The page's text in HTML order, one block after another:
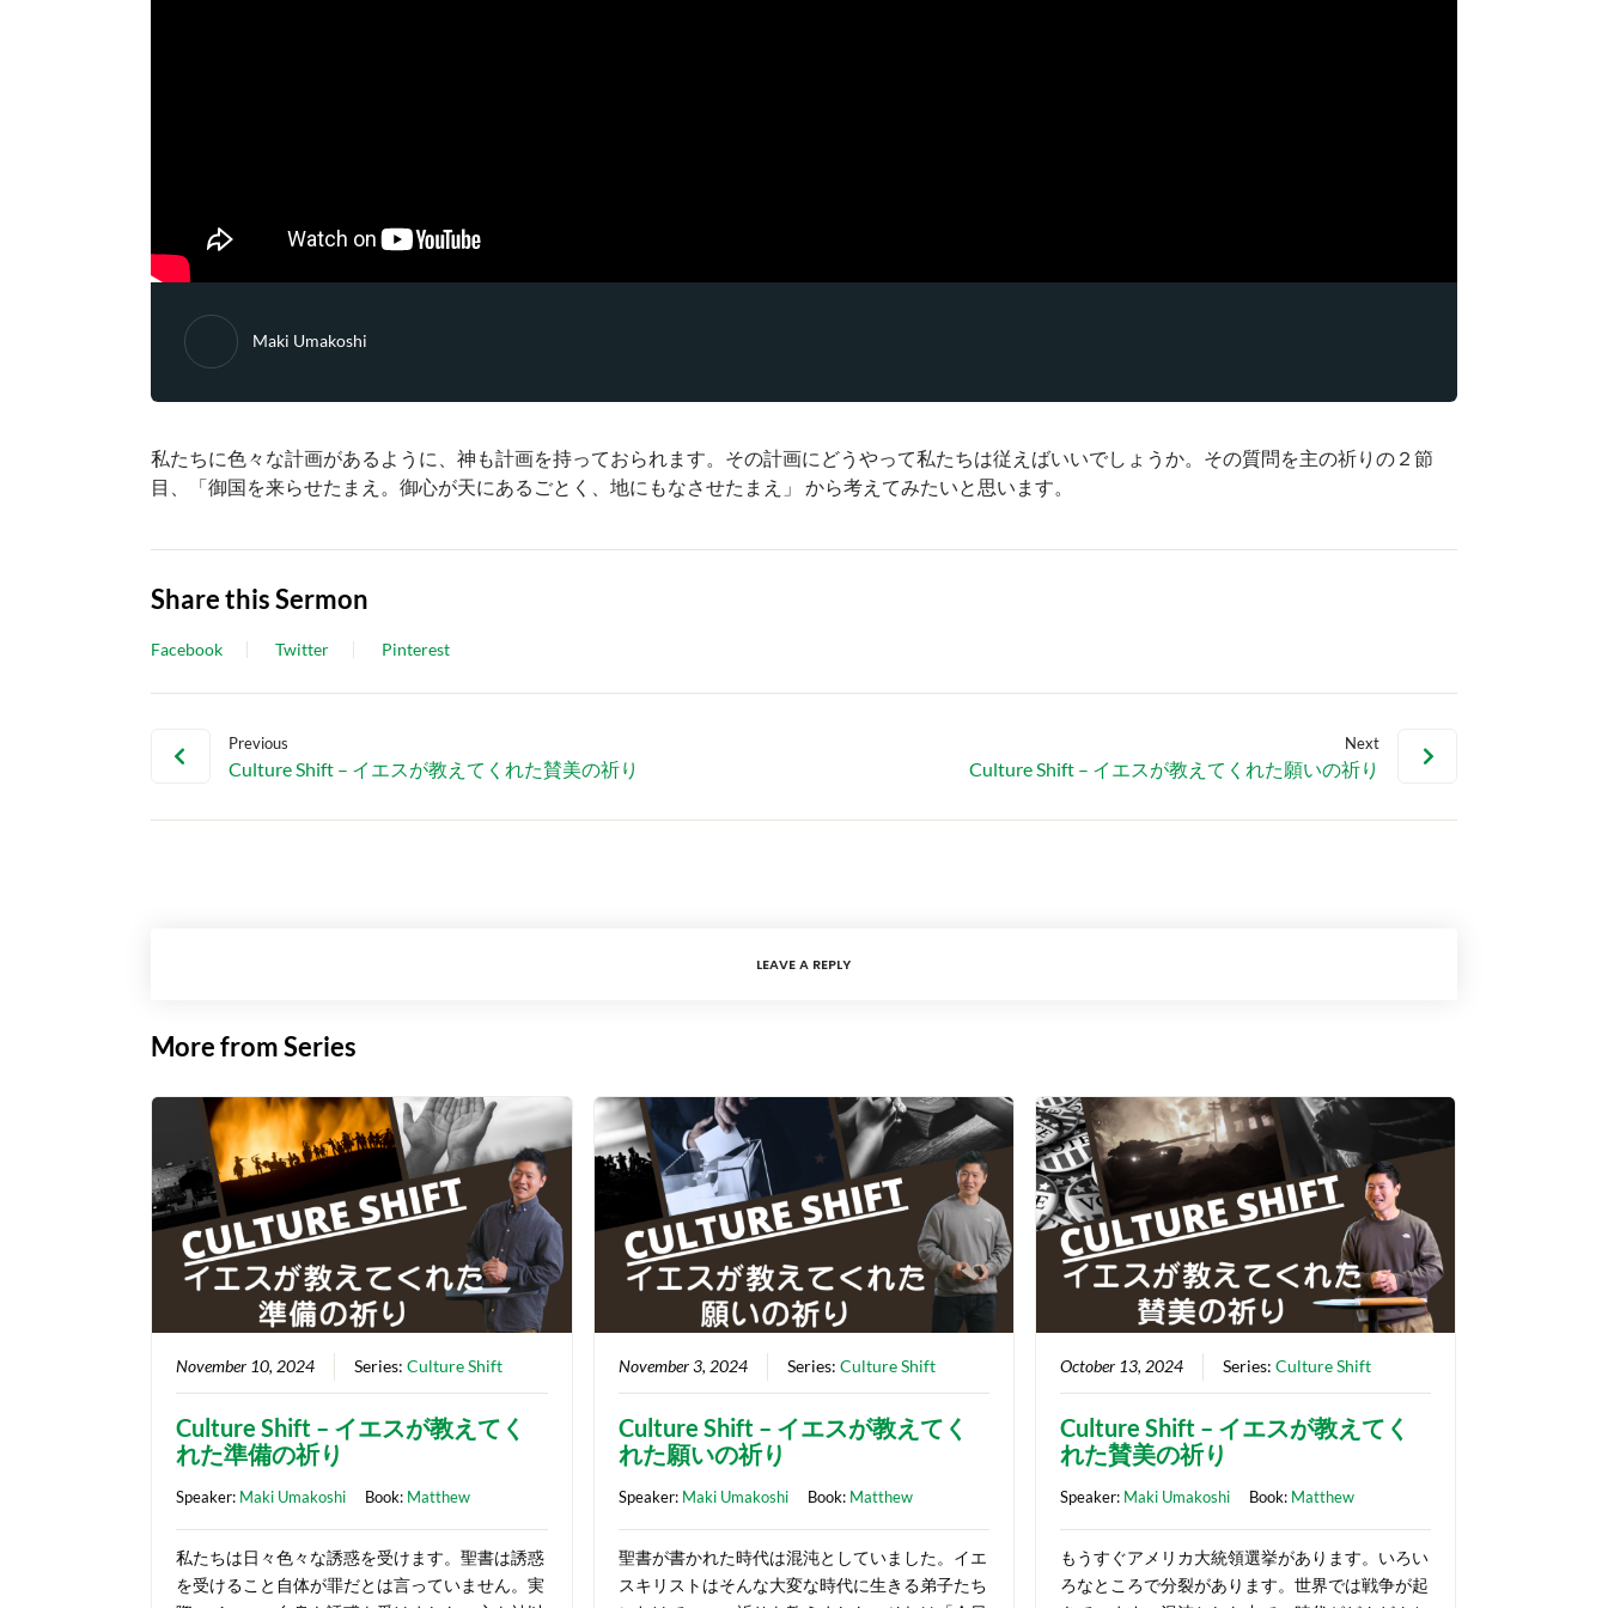
Maki Umakoshi
私たちに色々な計画があるように、神も計画を持っておられます。その計画にどうやって私たちは従えばいいでしょうか。その質問を主の祈りの２節
目、「御国を来らせたまえ。御心が天にあるごとく、地にもなさせたまえ」 から考えてみたいと思います。
Share this Sermon
Facebook Twitter Pinterest
Previous
Culture Shift – イエスが教えてくれた賛美の祈り
Next
Culture Shift – イエスが教えてくれた願いの祈り
LEAVE A REPLY
More from Series
November 10, 2024 Series:Culture Shift
Culture Shift – イエスが教えてく
れた準備の祈り
Speaker: Maki Umakoshi Book: Matthew
私たちは日々色々な誘惑を受けます。聖書は誘惑
を受けること自体が罪だとは言っていません。実
November 3, 2024 Series: Culture Shift
Culture Shift – イエスが教えてく
れた願いの祈り
Speaker: Maki Umakoshi Book: Matthew
聖書が書かれた時代は混沌としていました。イエ
スキリストはそんな大変な時代に生きる弟子たち
October 13, 2024 Series: Culture Shift
Culture Shift – イエスが教えてく
れた賛美の祈り
Speaker: Maki Umakoshi Book: Matthew
もうすぐアメリカ大統領選挙があります。いろい
ろなところで分裂があります。世界では戦争が起